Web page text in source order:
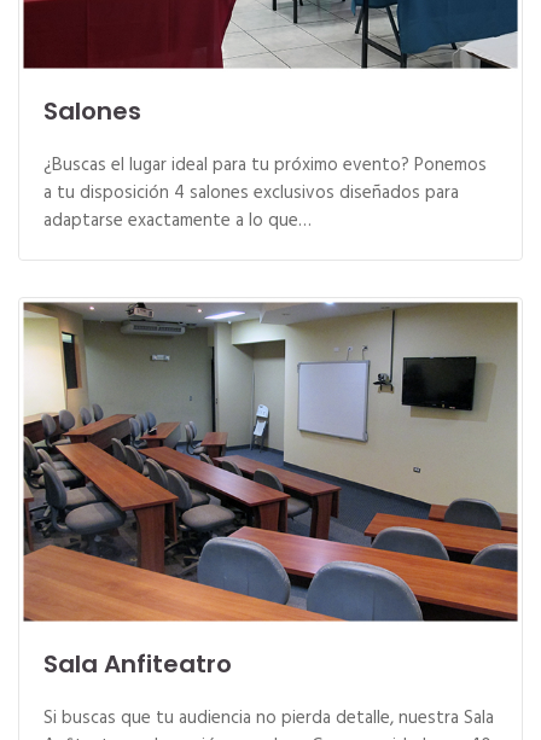
Salones
¿Buscas el lugar ideal para tu próximo evento? Ponemos
a tu disposición 4 salones exclusivos diseñados para
adaptarse exactamente a lo que…
Sala Anfiteatro
Si buscas que tu audiencia no pierda detalle, nuestra Sala